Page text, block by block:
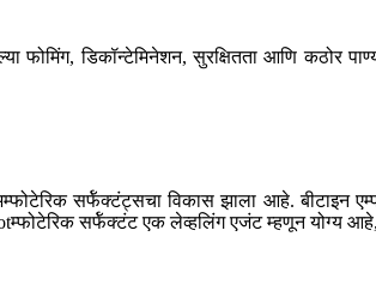
फोमिंग, डिकॉन्टेमिनेशन, सुरक्षितता आणि
सर्फॅक्टंट्सचा विकास झाला आहे. बीटाइन
सर्फॅक्टंट एक लेव्हलिंग एजंट म्हणून